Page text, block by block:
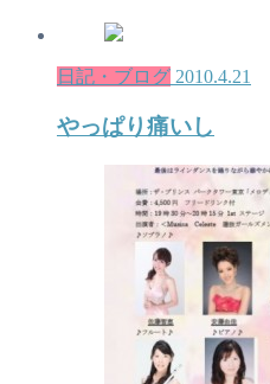
日記・ブログ 2010.4.21
やっぱり痛いし